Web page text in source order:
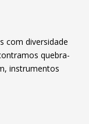
com diversidade
quebra-
instrumentos